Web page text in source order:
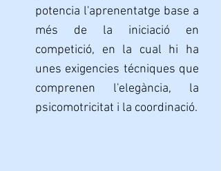
potencia l'aprenentatge base a
més de la iniciació en
competició, en la cual hi ha
unes exigencies técniques que
comprenen l'elegància, la
psicomotricitat i la coordinació.